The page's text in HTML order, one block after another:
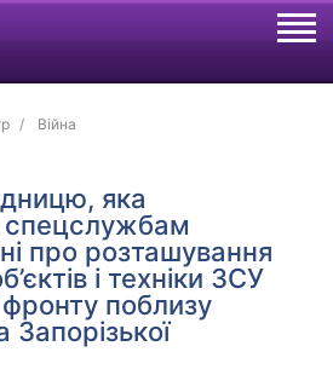
Війна
яка
спецслужбам
про розташування
і техніки ЗСУ
фронту поблизу
Запорізької